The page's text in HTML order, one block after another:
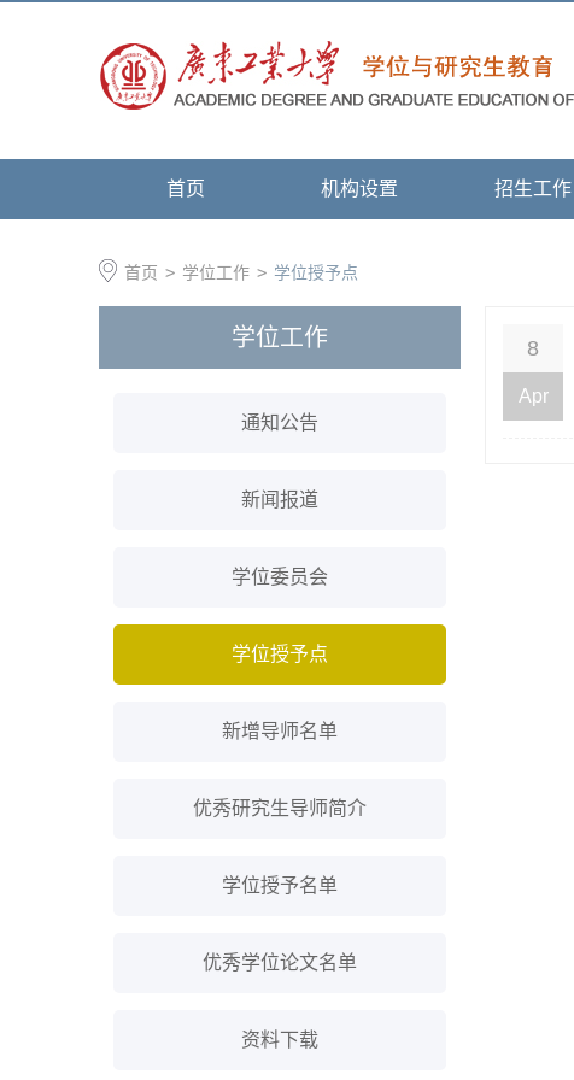
首页 机构设置 招生工作
首页 > 学位工作 > 学位授予点
学位工作
通知公告
新闻报道
学位委员会
学位授予点
新增导师名单
优秀研究生导师简介
学位授予名单
优秀学位论文名单
资料下载
8
Apr